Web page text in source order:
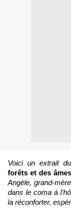
Voici un extrait
forêts et des âmes
Angèle, grand-
dans le coma à
la réconforter,